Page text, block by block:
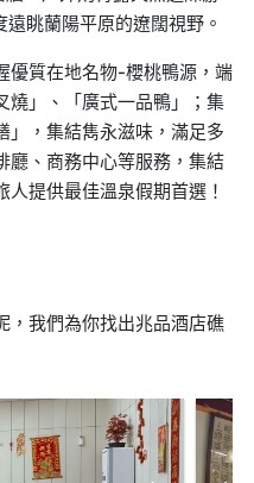
眺蘭陽平原的遼闊視野。
優質在地名物-櫻桃鴨源，端
燒」、「廣式一品鴨」；集
」，集結雋永滋味，滿足多
廳、商務中心等服務，集結
提供最佳溫泉假期首選！
，我們為你找出兆品酒店礁